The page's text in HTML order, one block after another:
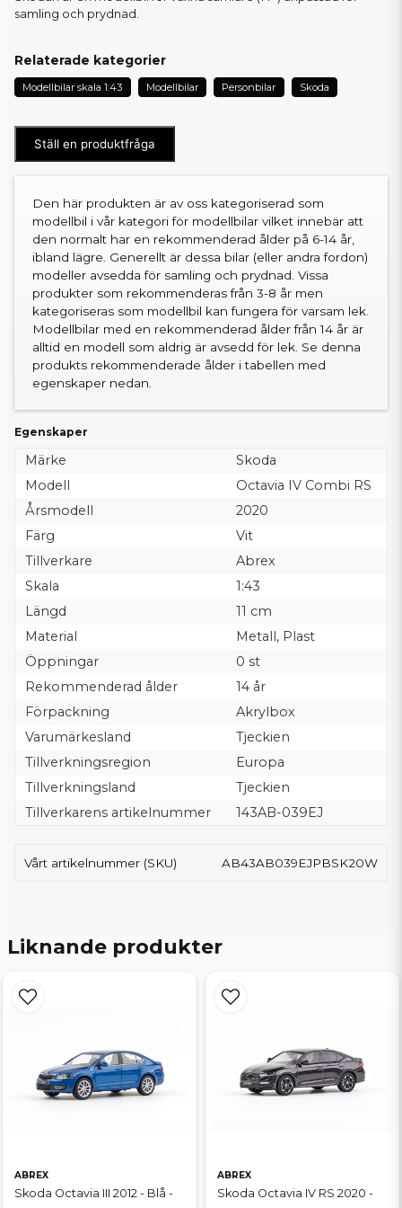
samling och prydnad.
Relaterade kategorier
Modellbilar skala 1:43 Modellbilar Personbilar Skoda
Ställ en produktfråga
Den här produkten är av oss kategoriserad som
modellbil i vår kategori för modellbilar vilket innebär att
den normalt har en rekommenderad ålder på 6-14 år,
ibland lägre. Generellt är dessa bilar (eller andra fordon)
modeller avsedda för samling och prydnad. Vissa
produkter som rekommenderas från 3-8 år men
kategoriseras som modellbil kan fungera för varsam lek.
Modellbilar med en rekommenderad ålder från 14 år är
alltid en modell som aldrig är avsedd för lek. Se denna
produkts rekommenderade ålder i tabellen med
egenskaper nedan.
Egenskaper
Märke
Skoda
Modell
Octavia IV Combi RS
Årsmodell
2020
Färg
Vit
Tillverkare
Abrex
Skala
1:43
Längd
11 cm
Material
Metall, Plast
Öppningar
0 st
Rekommenderad ålder
14 år
Förpackning
Akrylbox
Varumärkesland
Tjeckien
Tillverkningsregion
Europa
Tillverkningsland
Tjeckien
Tillverkarens artikelnummer
143AB-039EJ
Vårt artikelnummer (SKU) AB43AB039EJPBSK20W
Liknande produkter
ABREX
Skoda Octavia III 2012 - Blå -
ABREX
Skoda Octavia IV RS 2020 -